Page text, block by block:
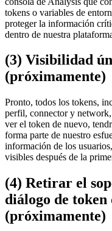
tokens o variables de
proteger la información
dentro de nuestra
(3) Visibilidad
(próximamente)
Pronto, todos los tokens,
perfil, connector y
ver el token de nuevo,
forma parte de nuestro
información de los
visibles después de la
(4) Retirar el
diálogo de
(próximamente)